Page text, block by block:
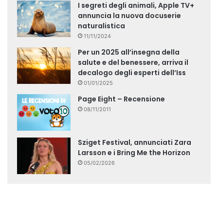
I segreti degli animali, Apple TV+
annuncia la nuova docuserie
naturalistica
11/11/2024
Per un 2025 all’insegna della
salute e del benessere, arriva il
decalogo degli esperti dell’Iss
01/01/2025
Page Eight – Recensione
08/11/2011
Sziget Festival, annunciati Zara
Larsson e i Bring Me the Horizon
05/02/2026